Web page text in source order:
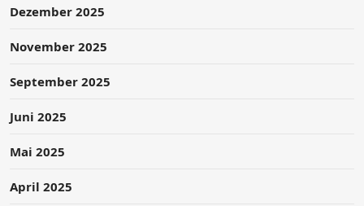
Dezember 2025
November 2025
September 2025
Juni 2025
Mai 2025
April 2025